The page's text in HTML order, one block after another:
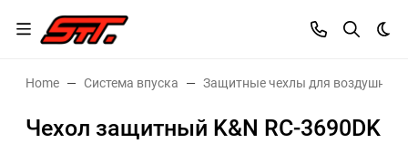
Home Система впуска Защитные чехлы для воздушных
Чехол защитный K&N RC-3690DK